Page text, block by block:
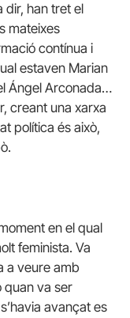
dir, han tret el
mateixes
contínua i
estaven Marian
Ángel Arconada…
creant una xarxa
política és això,
en el qual
feminista. Va
a veure amb
quan va ser
avançat es